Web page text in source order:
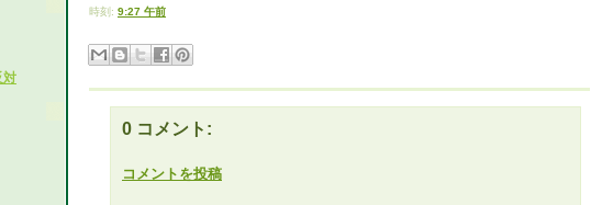
対
時刻: 9:27 午前
0 コメント:
コメントを投稿